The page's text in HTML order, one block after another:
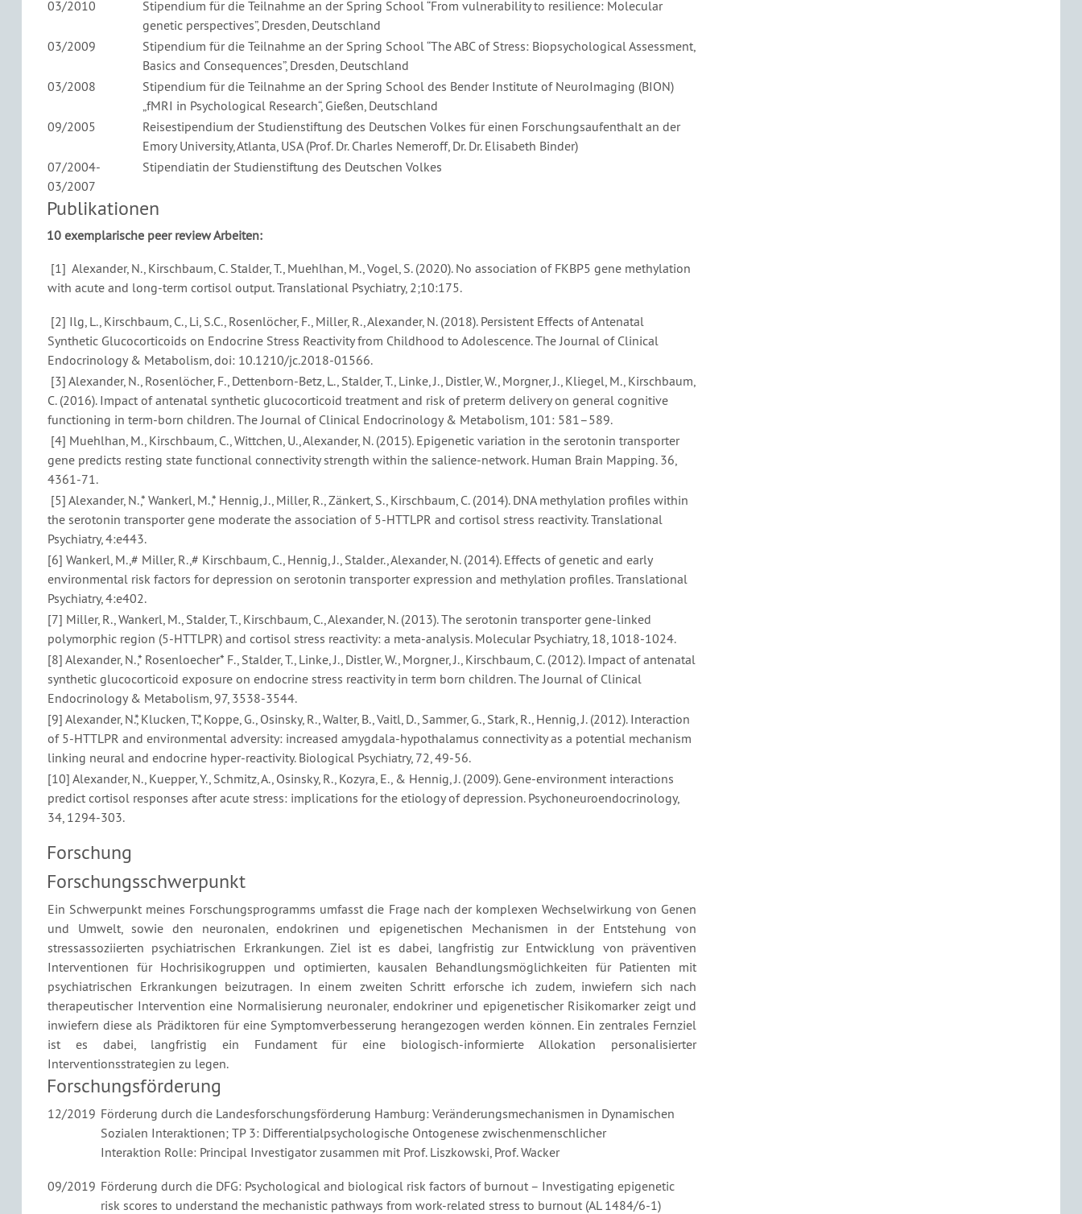
03/2010
Stipendium für die Teilnahme an der Spring School “From vulnerability to resilience: Molecular
genetic perspectives”, Dresden, Deutschland
03/2009
Stipendium für die Teilnahme an der Spring School “The ABC of Stress: Biopsychological Assessment,
Basics and Consequences”, Dresden, Deutschland
03/2008
Stipendium für die Teilnahme an der Spring School des Bender Institute of NeuroImaging (BION)
„fMRI in Psychological Research“, Gießen, Deutschland
09/2005
Reisestipendium der Studienstiftung des Deutschen Volkes für einen Forschungsaufenthalt an der
Emory University, Atlanta, USA (Prof. Dr. Charles Nemeroff, Dr. Dr. Elisabeth Binder)
07/2004-
03/2007
Stipendiatin der Studienstiftung des Deutschen Volkes
Publikationen
10 exemplarische peer review Arbeiten:
[1] Alexander, N., Kirschbaum, C. Stalder, T., Muehlhan, M., Vogel, S. (2020). No association of FKBP5 gene methylation
with acute and long-term cortisol output. Translational Psychiatry, 2;10:175.
[2] Ilg, L., Kirschbaum, C., Li, S.C., Rosenlöcher, F., Miller, R., Alexander, N. (2018). Persistent Effects of Antenatal
Synthetic Glucocorticoids on Endocrine Stress Reactivity from Childhood to Adolescence. The Journal of Clinical
Endocrinology & Metabolism, doi: 10.1210/jc.2018-01566.
[3] Alexander, N., Rosenlöcher, F., Dettenborn-Betz, L., Stalder, T., Linke, J., Distler, W., Morgner, J., Kliegel, M., Kirschbaum,
C. (2016). Impact of antenatal synthetic glucocorticoid treatment and risk of preterm delivery on general cognitive
functioning in term-born children. The Journal of Clinical Endocrinology & Metabolism, 101: 581–589.
[4] Muehlhan, M., Kirschbaum, C., Wittchen, U., Alexander, N. (2015). Epigenetic variation in the serotonin transporter
gene predicts resting state functional connectivity strength within the salience-network. Human Brain Mapping. 36,
4361-71.
[5] Alexander, N.,* Wankerl, M.,* Hennig, J., Miller, R., Zänkert, S., Kirschbaum, C. (2014). DNA methylation profiles within
the serotonin transporter gene moderate the association of 5-HTTLPR and cortisol stress reactivity. Translational
Psychiatry, 4:e443.
[6] Wankerl, M.,# Miller, R.,# Kirschbaum, C., Hennig, J., Stalder., Alexander, N. (2014). Effects of genetic and early
environmental risk factors for depression on serotonin transporter expression and methylation profiles. Translational
Psychiatry, 4:e402.
[7] Miller, R., Wankerl, M., Stalder, T., Kirschbaum, C., Alexander, N. (2013). The serotonin transporter gene-linked
polymorphic region (5-HTTLPR) and cortisol stress reactivity: a meta-analysis. Molecular Psychiatry, 18, 1018-1024.
[8] Alexander, N.,* Rosenloecher* F., Stalder, T., Linke, J., Distler, W., Morgner, J., Kirschbaum, C. (2012). Impact of antenatal
synthetic glucocorticoid exposure on endocrine stress reactivity in term born children. The Journal of Clinical
Endocrinology & Metabolism, 97, 3538-3544.
[9] Alexander, N.*, Klucken, T.*, Koppe, G., Osinsky, R., Walter, B., Vaitl, D., Sammer, G., Stark, R., Hennig, J. (2012). Interaction
of 5-HTTLPR and environmental adversity: increased amygdala-hypothalamus connectivity as a potential mechanism
linking neural and endocrine hyper-reactivity. Biological Psychiatry, 72, 49-56.
[10] Alexander, N., Kuepper, Y., Schmitz, A., Osinsky, R., Kozyra, E., & Hennig, J. (2009). Gene-environment interactions
predict cortisol responses after acute stress: implications for the etiology of depression. Psychoneuroendocrinology,
34, 1294-303.
Forschung
Forschungsschwerpunkt
Ein Schwerpunkt meines Forschungsprogramms umfasst die Frage nach der komplexen Wechselwirkung von Genen
und Umwelt, sowie den neuronalen, endokrinen und epigenetischen Mechanismen in der Entstehung von
stressassoziierten psychiatrischen Erkrankungen. Ziel ist es dabei, langfristig zur Entwicklung von präventiven
Interventionen für Hochrisikogruppen und optimierten, kausalen Behandlungsmöglichkeiten für Patienten mit
psychiatrischen Erkrankungen beizutragen. In einem zweiten Schritt erforsche ich zudem, inwiefern sich nach
therapeutischer Intervention eine Normalisierung neuronaler, endokriner und epigenetischer Risikomarker zeigt und
inwiefern diese als Prädiktoren für eine Symptomverbesserung herangezogen werden können. Ein zentrales Fernziel
ist es dabei, langfristig ein Fundament für eine biologisch-informierte Allokation personalisierter
Interventionsstrategien zu legen.
Forschungsförderung
12/2019 Förderung durch die Landesforschungsförderung Hamburg: Veränderungsmechanismen in Dynamischen
Sozialen Interaktionen; TP 3: Differentialpsychologische Ontogenese zwischenmenschlicher
Interaktion Rolle: Principal Investigator zusammen mit Prof. Liszkowski, Prof. Wacker
09/2019 Förderung durch die DFG: Psychological and biological risk factors of burnout – Investigating epigenetic
risk scores to understand the mechanistic pathways from work-related stress to burnout (AL 1484/6-1)